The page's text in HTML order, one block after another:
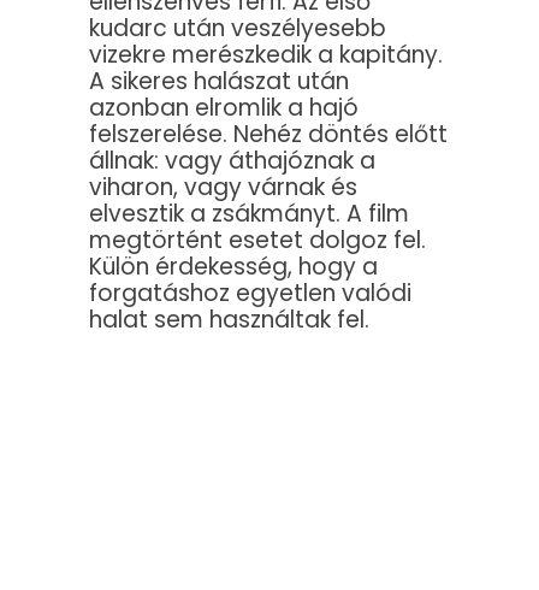
kudarc után veszélyesebb
vizekre merészkedik a kapitány.
A sikeres halászat után
azonban elromlik a hajó
felszerelése. Nehéz döntés előtt
állnak: vagy áthajóznak a
viharon, vagy várnak és
elvesztik a zsákmányt. A film
megtörtént esetet dolgoz fel.
Külön érdekesség, hogy a
forgatáshoz egyetlen valódi
halat sem használtak fel.